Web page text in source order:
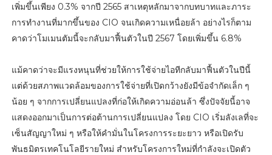
เพิ่มขึ้นเพียง 0.3% จากปี 2565 สาเหตุหลักมาจากบทบาทและภาระ
การทำงานที่มากขึ้นของ CIO จนเกิดความเหนื่อยล้า อย่างไรก็ตาม
คาดว่าโมเมนตัมนี้จะกลับมาฟื้นตัวในปี 2567 โดยเพิ่มขึ้น 6.8%
แม้คาดว่าจะมีแรงหนุนที่ช่วยให้การใช้จ่ายไอทีกลับมาฟื้นตัวในปีนี้
แต่ด้วยสภาพแวดล้อมของการใช้จ่ายที่เปิดกว้างยังมีข้อจำกัดเล็ก ๆ
น้อย ๆ จากการเปลี่ยนแปลงที่ก่อให้เกิดความอ่อนล้า ซึ่งปัจจัยนี้อาจ
แสดงออกมาเป็นการต่อต้านการเปลี่ยนแปลง โดย CIO เริ่มลังเลที่จะ
เซ็นสัญญาใหม่ ๆ หรือให้คำมั่นในโครงการระยะยาว หรือเปิดรับ
พันธมิตรเทคโนโลยีรายใหม่ สำหรับโครงการใหม่ที่กำลังจะเปิดตัว